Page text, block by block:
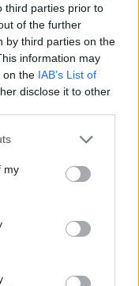
third parties prior to
of the further
by third parties on the
information may
on the IAB’s List of
disclose it to other
my